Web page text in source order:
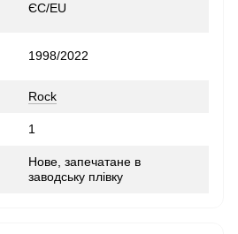
ЄС/EU
1998/2022
Rock
1
Нове, запечатане в
заводську плівку